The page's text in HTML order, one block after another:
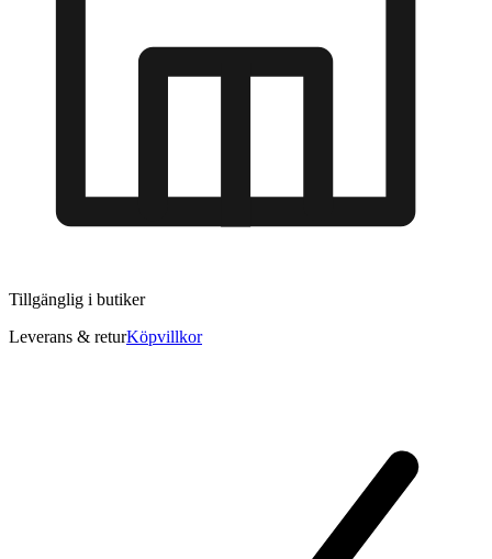
Tillgänglig i butiker
Leverans & returKöpvillkor